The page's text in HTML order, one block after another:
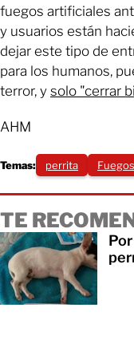
fuegos artificiales
y usuarios están
dejar este tipo de
para los humanos,
terror, y solo "cerrar
AHM
Temas: perrita
TE